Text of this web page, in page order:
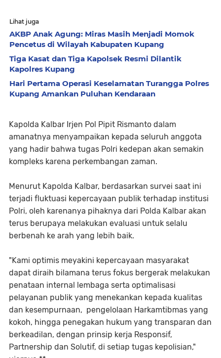
Lihat juga
AKBP Anak Agung: Miras Masih Menjadi Momok
Pencetus di Wilayah Kabupaten Kupang
Tiga Kasat dan Tiga Kapolsek Resmi Dilantik
Kapolres Kupang
Hari Pertama Operasi Keselamatan Turangga Polres
Kupang Amankan Puluhan Kendaraan
Kapolda Kalbar Irjen Pol Pipit Rismanto dalam
amanatnya menyampaikan kepada seluruh anggota
yang hadir bahwa tugas Polri kedepan akan semakin
kompleks karena perkembangan zaman.
Menurut Kapolda Kalbar, berdasarkan survei saat ini
terjadi fluktuasi kepercayaan publik terhadap institusi
Polri, oleh karenanya pihaknya dari Polda Kalbar akan
terus berupaya melakukan evaluasi untuk selalu
berbenah ke arah yang lebih baik.
"Kami optimis meyakini kepercayaan masyarakat
dapat diraih bilamana terus fokus bergerak melakukan
penataan internal lembaga serta optimalisasi
pelayanan publik yang menekankan kepada kualitas
dan kesempurnaan, pengelolaan Harkamtibmas yang
kokoh, hingga penegakan hukum yang transparan dan
berkeadilan, dengan prinsip kerja Responsif,
Partnership dan Solutif, di setiap tugas kepolisian,"